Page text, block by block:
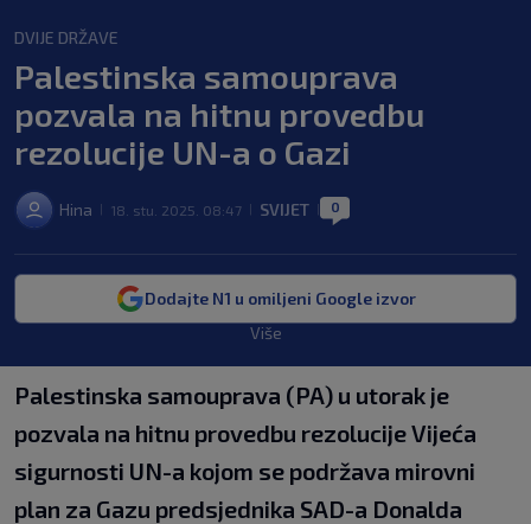
DVIJE DRŽAVE
Palestinska samouprava
pozvala na hitnu provedbu
rezolucije UN-a o Gazi
Hina 18. stu. 2025. 08:47 SVIJET 0
Dodajte N1 u omiljeni Google izvor
Više
Palestinska samouprava (PA) u utorak je
pozvala na hitnu provedbu rezolucije Vijeća
sigurnosti UN-a kojom se podržava mirovni
plan za Gazu predsjednika SAD-a Donalda